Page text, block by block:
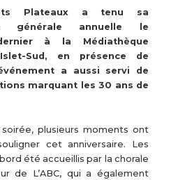
Plateaux a tenu sa
générale annuelle le
à la Médiathèque
Sud, en présence de
a aussi servi de
marquant les 30 ans de
plusieurs moments ont
cet anniversaire. Les
été accueillis par la chorale
de L’ABC, qui a également